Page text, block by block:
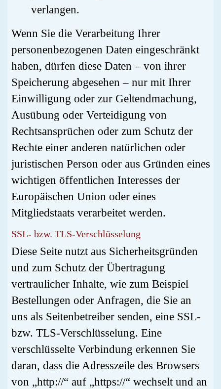
verlangen.
Wenn Sie die Verarbeitung Ihrer
personenbezogenen Daten eingeschränkt
haben, dürfen diese Daten – von ihrer
Speicherung abgesehen – nur mit Ihrer
Einwilligung oder zur Geltendmachung,
Ausübung oder Verteidigung von
Rechtsansprüchen oder zum Schutz der
Rechte einer anderen natürlichen oder
juristischen Person oder aus Gründen eines
wichtigen öffentlichen Interesses der
Europäischen Union oder eines
Mitgliedstaats verarbeitet werden.
SSL- bzw. TLS-Verschlüsselung
Diese Seite nutzt aus Sicherheitsgründen
und zum Schutz der Übertragung
vertraulicher Inhalte, wie zum Beispiel
Bestellungen oder Anfragen, die Sie an
uns als Seitenbetreiber senden, eine SSL-
bzw. TLS-Verschlüsselung. Eine
verschlüsselte Verbindung erkennen Sie
daran, dass die Adresszeile des Browsers
von „http://“ auf „https://“ wechselt und an